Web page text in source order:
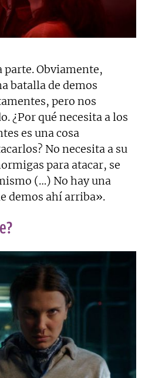
parte. Obviamente,
batalla de demos
pero nos
¿Por qué necesita a los
es una cosa
No necesita a su
para atacar, se
(…) No hay una
demos ahí arriba».